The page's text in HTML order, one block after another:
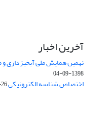
آخرین اخبار
نهمین همایش ملی آبخیزداری
1398-09-04
اختصاص شناسه الکترونیکی DOI